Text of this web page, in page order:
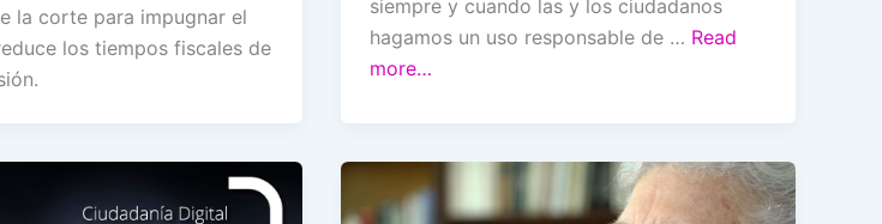
la corte para impugnar el
los tiempos fiscales de
siempre y cuando las y los ciudadanos
hagamos un uso responsable de … Read
more…